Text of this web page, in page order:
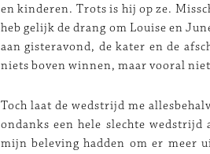
en kinderen. Trots is hij op ze.
heb gelijk de drang om Louise en
aan gisteravond, de kater en de
niets boven winnen, maar vooral
Toch laat de wedstrijd me
ondanks een hele slechte
mijn beleving hadden om er meer